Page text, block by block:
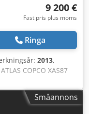
9 200 €
Fast pris plus moms
Ringa
2013,
COPCO XAS87
Dieselkompressor
genomgått service.
Arbetstryck: 7 bar
Småannons